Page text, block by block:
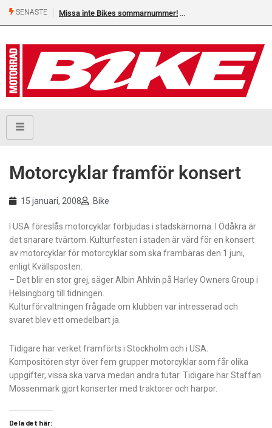
SENASTE Missa inte Bikes sommarnummer!
Motorcyklar framför konsert
15 januari, 2008 Bike
I USA föreslås motorcyklar förbjudas i stadskärnorna. I Ödåkra är
det snarare tvärtom. Kulturfesten i staden är värd för en konsert
av motorcyklar för motorcyklar som ska frambäras den 1 juni,
enligt Kvällsposten.
– Det blir en stor grej, säger Albin Ahlvin på Harley Owners Group i
Helsingborg till tidningen.
Kulturförvaltningen frågade om klubben var intresserad och
svaret blev ett omedelbart ja.
Tidigare har verket framförts i Stockholm och i USA.
Kompositören styr över fem grupper motorcyklar som får olika
uppgifter, vissa ska varva medan andra tutar. Tidigare har Staffan
Mossenmark gjort konserter med traktorer och harpor.
Dela det här: